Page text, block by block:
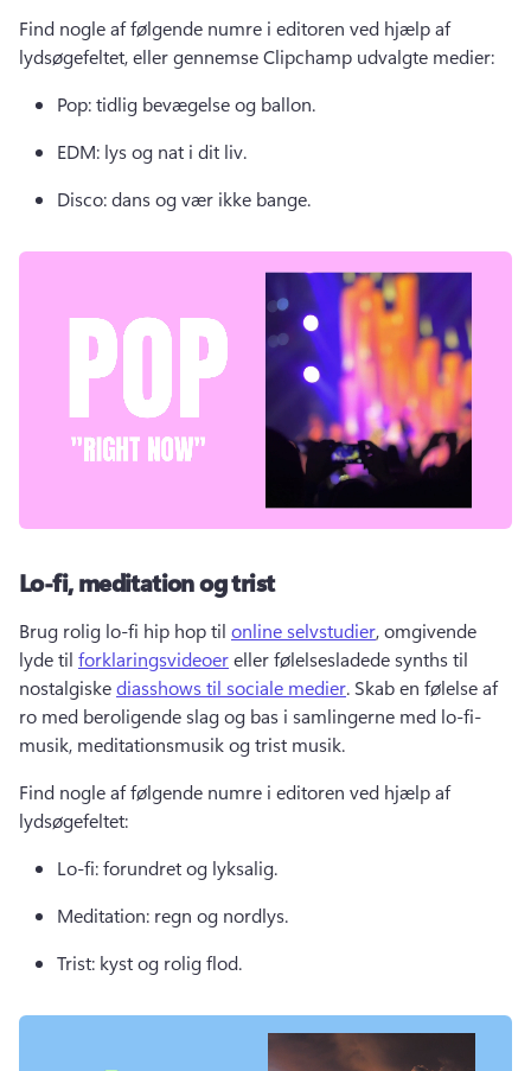
Find nogle af følgende numre i editoren ved hjælp af
lydsøgefeltet, eller gennemse Clipchamp udvalgte medier:
Pop: tidlig bevægelse og ballon.
EDM: lys og nat i dit liv.
Disco: dans og vær ikke bange.
Lo-fi, meditation og trist
Brug rolig lo-fi hip hop til online selvstudier, omgivende
lyde til forklaringsvideoer eller følelsesladede synths til
nostalgiske diasshows til sociale medier. Skab en følelse af
ro med beroligende slag og bas i samlingerne med lo-fi-
musik, meditationsmusik og trist musik.
Find nogle af følgende numre i editoren ved hjælp af
lydsøgefeltet:
Lo-fi: forundret og lyksalig.
Meditation: regn og nordlys.
Trist: kyst og rolig flod.